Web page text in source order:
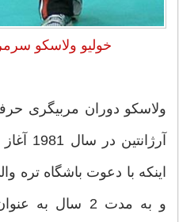
خولیو ولاسکو
ولاسکو دوران مربیگری
اینکه با دعوت باشگاه تره
و به مدت 2 سال